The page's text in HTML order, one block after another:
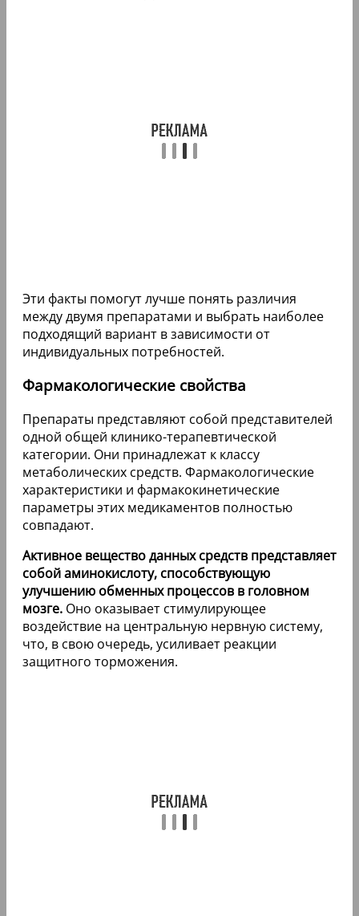
Эти факты помогут лучше понять различия
между двумя препаратами и выбрать наиболее
подходящий вариант в зависимости от
индивидуальных потребностей.
Фармакологические свойства
Препараты представляют собой представителей
одной общей клинико-терапевтической
категории. Они принадлежат к классу
метаболических средств. Фармакологические
характеристики и фармакокинетические
параметры этих медикаментов полностью
совпадают.
Активное вещество данных средств представляет
собой аминокислоту, способствующую
улучшению обменных процессов в головном
мозге. Оно оказывает стимулирующее
воздействие на центральную нервную систему,
что, в свою очередь, усиливает реакции
защитного торможения.